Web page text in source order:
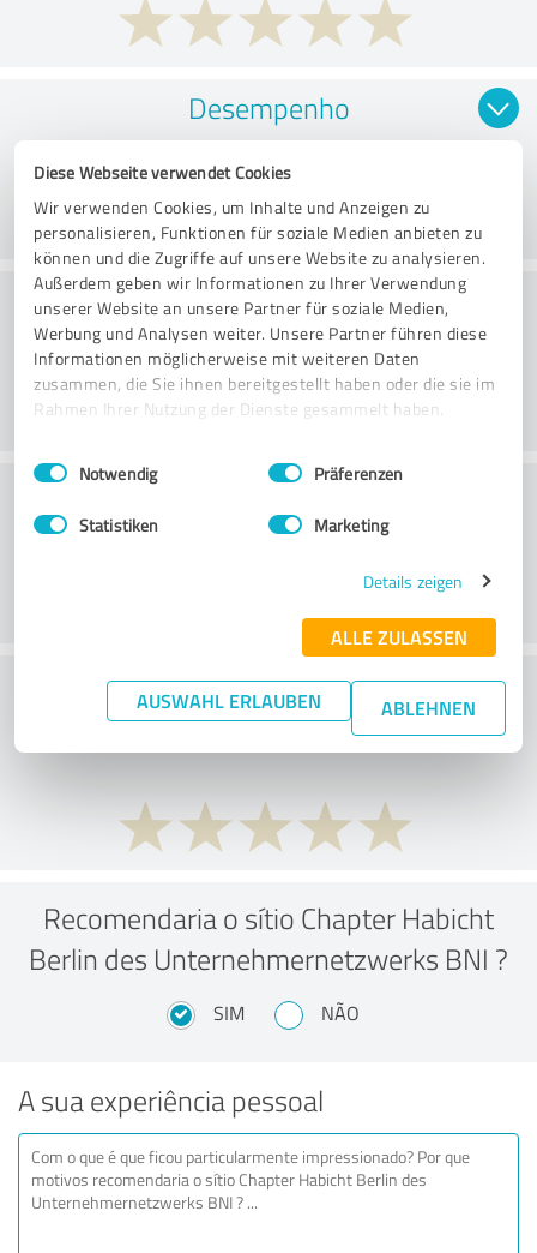
Diese Webseite verwendet Cookies
Wir verwenden Cookies, um Inhalte und Anzeigen zu
personalisieren, Funktionen für soziale Medien anbieten zu
können und die Zugriffe auf unsere Website zu analysieren.
Außerdem geben wir Informationen zu Ihrer Verwendung
unserer Website an unsere Partner für soziale Medien,
Werbung und Analysen weiter. Unsere Partner führen diese
Informationen möglicherweise mit weiteren Daten
zusammen, die Sie ihnen bereitgestellt haben oder die sie im
Rahmen Ihrer Nutzung der Dienste gesammelt haben.
Impressum Datenschutzbestimmungen
Einwilligungsauswahl
Notwendig Präferenzen
Statistiken Marketing
Details zeigen
ALLE ZULASSEN
AUSWAHL ERLAUBEN ABLEHNEN
Desempenho
Consultoria
Serviço ao cliente
O que acha da relação
preço/desempenho?
Recomendaria o sítio Chapter Habicht
Berlin des Unternehmernetzwerks BNI ?
SIM NÃO
A sua experiência pessoal